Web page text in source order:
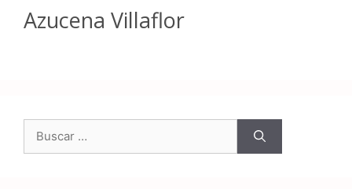
Azucena Villaflor